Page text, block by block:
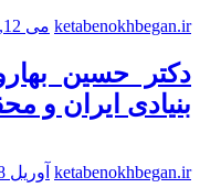
ketabenokhbegan.ir می 12, 2021
دکتر حسین
بنیادی ایران و
ketabenokhbegan.ir آوریل 28, 2021